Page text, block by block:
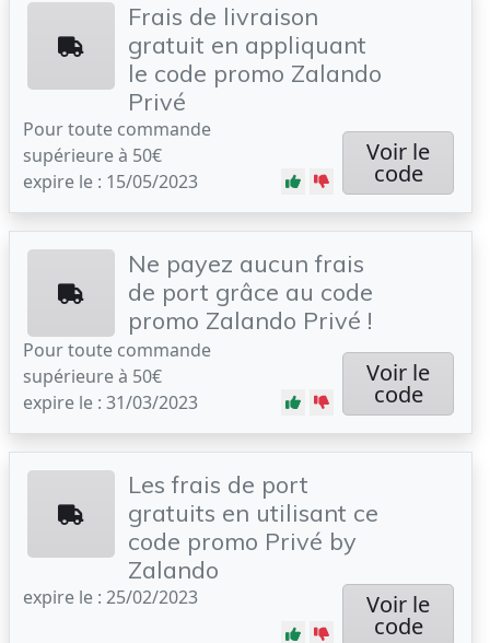
Frais de livraison
gratuit en appliquant
le code promo Zalando
Privé
Pour toute commande
supérieure à 50€
expire le : 15/05/2023
Voir le
code
Ne payez aucun frais
de port grâce au code
promo Zalando Privé !
Pour toute commande
supérieure à 50€
expire le : 31/03/2023
Voir le
code
Les frais de port
gratuits en utilisant ce
code promo Privé by
Zalando
expire le : 25/02/2023 Voir le
code